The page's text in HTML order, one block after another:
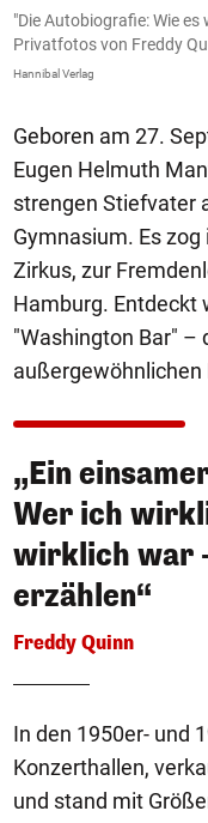
"Die Autobiografie: Wie
Privatfotos von Freddy
Hannibal Verlag
Geboren am 27.
Eugen Helmuth
strengen Stiefvater
Gymnasium. Es
Zirkus, zur
Hamburg. Entdeckt
"Washington Bar" –
außergewöhnlichen
„Ein
Wer ich
wirklich war
erzählen“
Freddy Quinn
In den 1950er- und
Konzerthallen,
und stand mit